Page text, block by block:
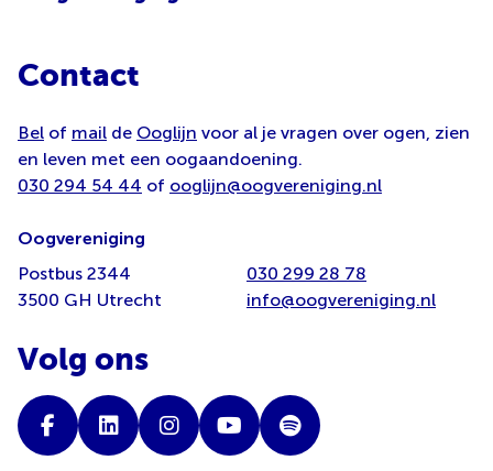
Contact
Bel of mail de Ooglijn voor al je vragen over ogen, zien
en leven met een oogaandoening.
030 294 54 44 of ooglijn@oogvereniging.nl
Oogvereniging
Postbus 2344
3500 GH Utrecht
030 299 28 78
info@oogvereniging.nl
Volg ons